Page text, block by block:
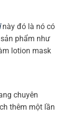
này đó là nó có
phẩm như
lotion mask
chuyên
thêm một lần